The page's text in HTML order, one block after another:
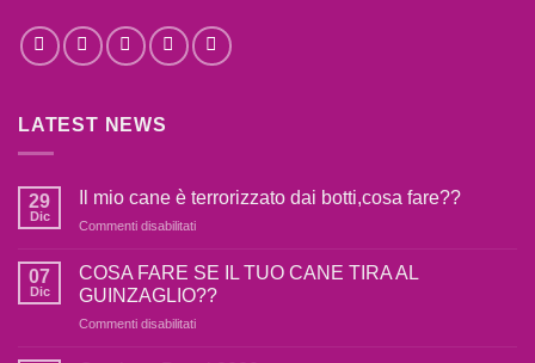
LATEST NEWS
29
Dic
Il mio cane è terrorizzato dai botti,cosa fare??
Commenti disabilitatisu
mio
cane
è
terrorizzato
07
Dic
COSA FARE SE IL TUO CANE TIRA AL
GUINZAGLIO??
Commenti disabilitatisu